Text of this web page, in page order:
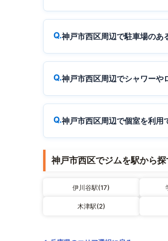
神戸市西区周辺で駐車場のあ
神戸市西区周辺でシャワーや
神戸市西区周辺で個室を利用
神戸市西区でジムを駅から探
伊川谷駅(17)
木津駅(2)